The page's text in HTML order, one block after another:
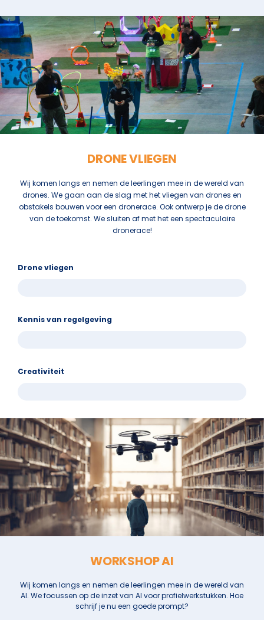
DRONE VLIEGEN
Wij komen langs en nemen de leerlingen mee in de wereld van
drones. We gaan aan de slag met het vliegen van drones en
obstakels bouwen voor een dronerace. Ook ontwerp je de drone
van de toekomst. We sluiten af met het een spectaculaire
dronerace!
Drone vliegen
Kennis van regelgeving
Creativiteit
WORKSHOP AI
Wij komen langs en nemen de leerlingen mee in de wereld van
AI. We focussen op de inzet van AI voor profielwerkstukken. Hoe
schrijf je nu een goede prompt?